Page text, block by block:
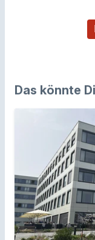
Das könnte